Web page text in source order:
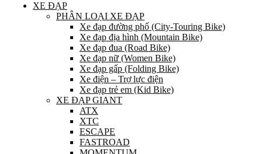
XE ĐẠP
PHÂN LOẠI XE ĐẠP
Xe đạp đường phố (City-Touring Bike)
Xe đạp địa hình (Mountain Bike)
Xe đạp đua (Road Bike)
Xe đạp nữ (Women Bike)
Xe đạp gấp (Folding Bike)
Xe điện – Trợ lực điện
Xe đạp trẻ em (Kid Bike)
XE ĐẠP GIANT
ATX
XTC
ESCAPE
FASTROAD